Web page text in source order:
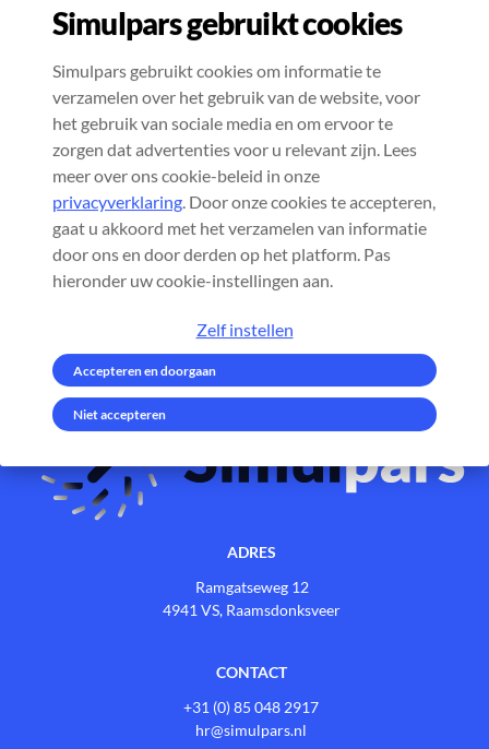
Kies bestand Geen bestand gekozen
Verzend sollicitatie
ADRES
Ramgatseweg 12
4941 VS, Raamsdonksveer
CONTACT
+31 (0) 85 048 2917
hr@simulpars.nl
Simulpars gebruikt cookies
Simulpars gebruikt cookies om informatie te
verzamelen over het gebruik van de website, voor
het gebruik van sociale media en om ervoor te
zorgen dat advertenties voor u relevant zijn. Lees
meer over ons cookie-beleid in onze
privacyverklaring. Door onze cookies te accepteren,
gaat u akkoord met het verzamelen van informatie
door ons en door derden op het platform. Pas
hieronder uw cookie-instellingen aan.
Zelf instellen
Accepteren en doorgaan
Niet accepteren